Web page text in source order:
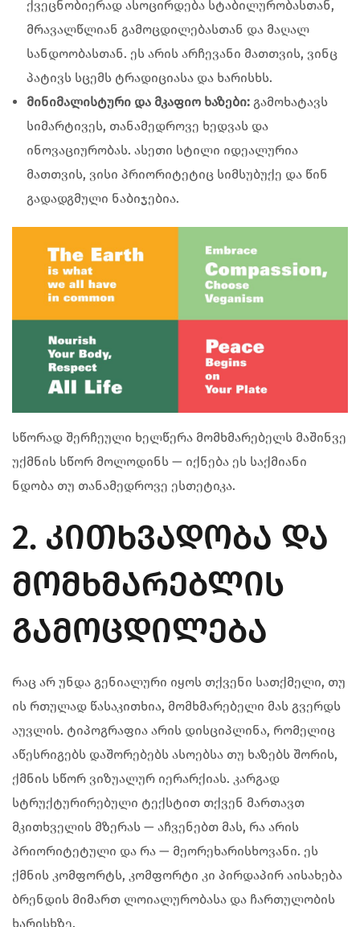
ქვეცნობიერად ასოცირდება სტაბილურობასთან,
მრავალწლიან გამოცდილებასთან და მაღალ
სანდოობასთან. ეს არის არჩევანი მათთვის, ვინც
პატივს სცემს ტრადიციასა და ხარისხს.
მინიმალისტური და მკაფიო ხაზები: გამოხატავს
სიმარტივეს, თანამედროვე ხედვას და
ინოვაციურობას. ასეთი სტილი იდეალურია
მათთვის, ვისი პრიორიტეტიც სიმსუბუქე და წინ
გადადგმული ნაბიჯებია.
სწორად შერჩეული ხელწერა მომხმარებელს მაშინვე
უქმნის სწორ მოლოდინს — იქნება ეს საქმიანი
ნდობა თუ თანამედროვე ესთეტიკა.
2. ᲙᲘᲗᲮᲕᲐᲓᲝᲑᲐ ᲓᲐ
ᲛᲝᲛᲮᲛᲐᲠᲔᲑᲚᲘᲡ
ᲒᲐᲛᲝᲪᲓᲘᲚᲔᲑᲐ
რაც არ უნდა გენიალური იყოს თქვენი სათქმელი, თუ
ის რთულად წასაკითხია, მომხმარებელი მას გვერდს
აუვლის. ტიპოგრაფია არის დისციპლინა, რომელიც
აწესრიგებს დაშორებებს ასოებსა თუ ხაზებს შორის,
ქმნის სწორ ვიზუალურ იერარქიას. კარგად
სტრუქტურირებული ტექსტით თქვენ მართავთ
მკითხველის მზერას — აჩვენებთ მას, რა არის
პრიორიტეტული და რა — მეორეხარისხოვანი. ეს
ქმნის კომფორტს, კომფორტი კი პირდაპირ აისახება
ბრენდის მიმართ ლოიალურობასა და ჩართულობის
ხარისხზე.